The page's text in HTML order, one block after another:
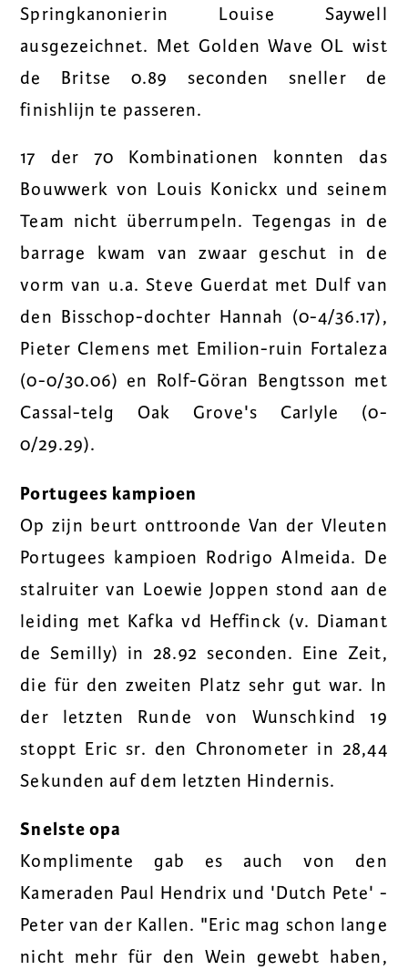
Springkanonierin Louise Saywell
ausgezeichnet. Met Golden Wave OL wist
de Britse 0.89 seconden sneller de
finishlijn te passeren.
17 der 70 Kombinationen konnten das
Bouwwerk von Louis Konickx und seinem
Team nicht überrumpeln. Tegengas in de
barrage kwam van zwaar geschut in de
vorm van u.a. Steve Guerdat met Dulf van
den Bisschop-dochter Hannah (0-4/36.17),
Pieter Clemens met Emilion-ruin Fortaleza
(0-0/30.06) en Rolf-Göran Bengtsson met
Cassal-telg Oak Grove's Carlyle (0-
0/29.29).
Portugees kampioen
Op zijn beurt onttroonde Van der Vleuten
Portugees kampioen Rodrigo Almeida. De
stalruiter van Loewie Joppen stond aan de
leiding met Kafka vd Heffinck (v. Diamant
de Semilly) in 28.92 seconden. Eine Zeit,
die für den zweiten Platz sehr gut war. In
der letzten Runde von Wunschkind 19
stoppt Eric sr. den Chronometer in 28,44
Sekunden auf dem letzten Hindernis.
Snelste opa
Komplimente gab es auch von den
Kameraden Paul Hendrix und 'Dutch Pete' -
Peter van der Kallen. "Eric mag schon lange
nicht mehr für den Wein gewebt haben,